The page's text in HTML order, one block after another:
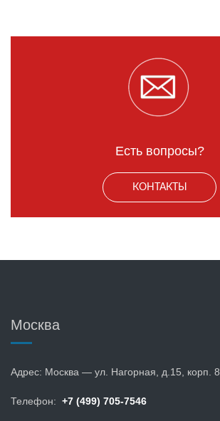
Есть вопросы?
КОНТАКТЫ
Москва
Адрес: Москва — ул. Нагорная, д.15, корп. 8
Телефон: +7 (499) 705-7546